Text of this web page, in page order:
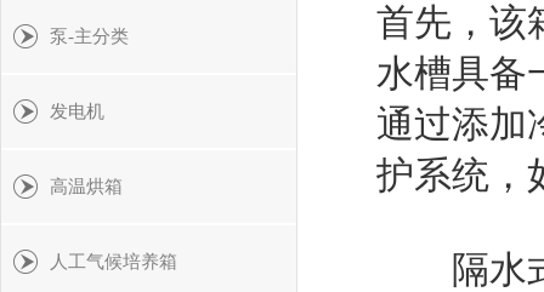
首先，该
水槽具备
通过添加
护系统，
隔水式
泵-主分类
发电机
高温烘箱
人工气候培养箱